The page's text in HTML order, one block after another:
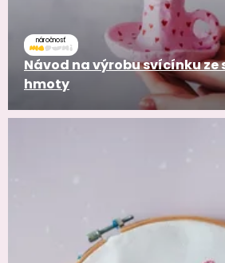
náročnosť
Návod na výrobu svícínku
hmoty